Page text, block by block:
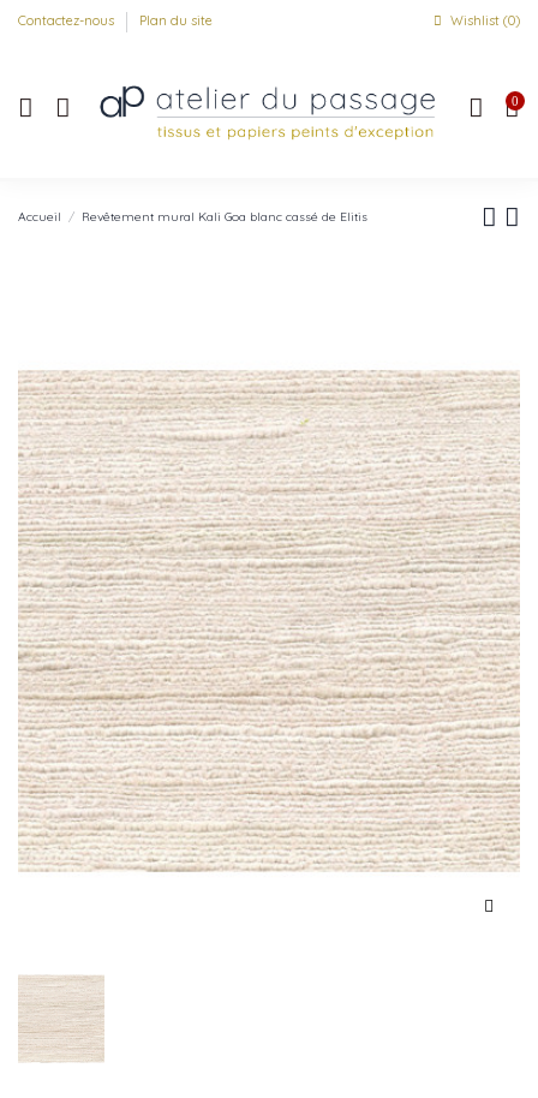
Contactez-nous Plan du site Wishlist (0)
0
Accueil Revêtement mural Kali Goa blanc cassé de Elitis